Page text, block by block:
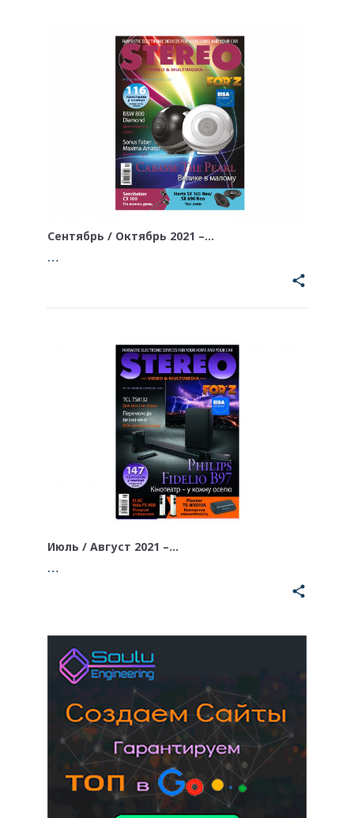
Сентябрь / Октябрь 2021 –…
…
share
Июль / Август 2021 –…
…
share